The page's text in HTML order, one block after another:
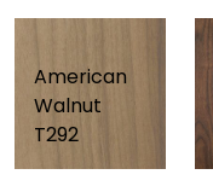
American
Walnut
T292